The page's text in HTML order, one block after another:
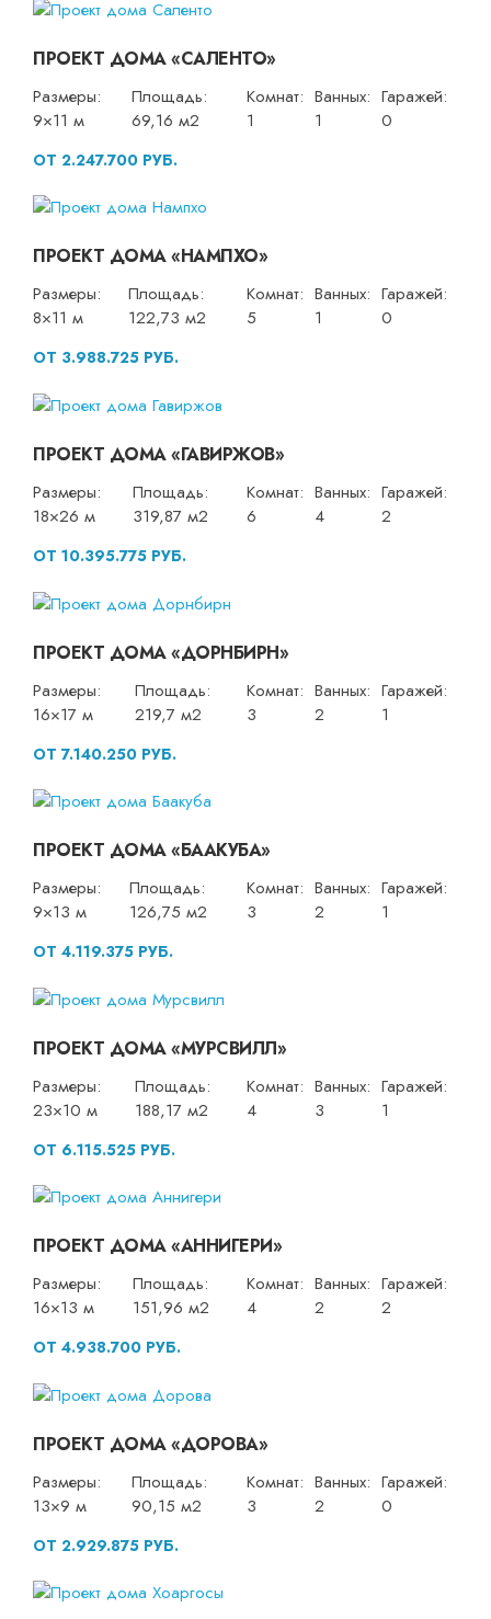
ПРОЕКТ ДОМА «САЛЕНТО»
Размеры:
9×11 м
Площадь:
69,16 м2
Комнат:
1
Ванных:
1
Гаражей:
0
ОТ 2.247.700 РУБ.
ПРОЕКТ ДОМА «НАМПХО»
Размеры:
8×11 м
Площадь:
122,73 м2
Комнат:
5
Ванных:
1
Гаражей:
0
ОТ 3.988.725 РУБ.
ПРОЕКТ ДОМА «ГАВИРЖОВ»
Размеры:
18×26 м
Площадь:
319,87 м2
Комнат:
6
Ванных:
4
Гаражей:
2
ОТ 10.395.775 РУБ.
ПРОЕКТ ДОМА «ДОРНБИРН»
Размеры:
16×17 м
Площадь:
219,7 м2
Комнат:
3
Ванных:
2
Гаражей:
1
ОТ 7.140.250 РУБ.
ПРОЕКТ ДОМА «БААКУБА»
Размеры:
9×13 м
Площадь:
126,75 м2
Комнат:
3
Ванных:
2
Гаражей:
1
ОТ 4.119.375 РУБ.
ПРОЕКТ ДОМА «МУРСВИЛЛ»
Размеры:
23×10 м
Площадь:
188,17 м2
Комнат:
4
Ванных:
3
Гаражей:
1
ОТ 6.115.525 РУБ.
ПРОЕКТ ДОМА «АННИГЕРИ»
Размеры:
16×13 м
Площадь:
151,96 м2
Комнат:
4
Ванных:
2
Гаражей:
2
ОТ 4.938.700 РУБ.
ПРОЕКТ ДОМА «ДОРОВА»
Размеры:
13×9 м
Площадь:
90,15 м2
Комнат:
3
Ванных:
2
Гаражей:
0
ОТ 2.929.875 РУБ.